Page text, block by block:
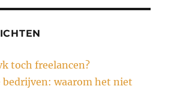
toch freelancen?
bedrijven: waarom het niet